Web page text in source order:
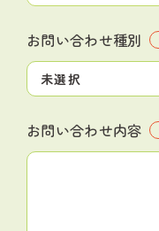
お問い合わせ種別
お問い合わせ内容